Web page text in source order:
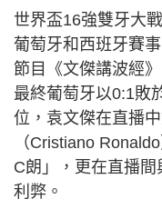
世界盃16強雙牙大
葡萄牙和西班牙賽
節目《文傑講波經
最終葡萄牙以0:1敗
位，袁文傑在直播
（Cristiano
C朗」，更在直播
利弊。